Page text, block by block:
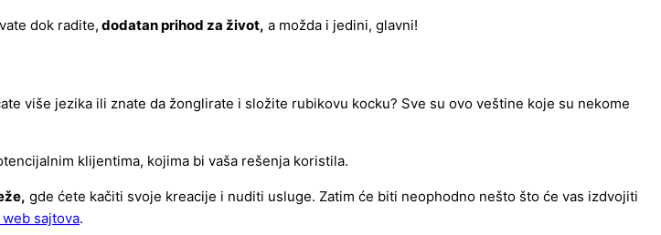
dok radite, dodatan prihod za život, a možda i jedini, glavni!
više jezika ili znate da žonglirate i složite rubikovu kocku? Sve su ovo veštine koje su nekome
klijentima, kojima bi vaša rešenja koristila.
gde ćete kačiti svoje kreacije i nuditi usluge. Zatim će biti neophodno nešto što će vas izdvojiti
web sajtova.